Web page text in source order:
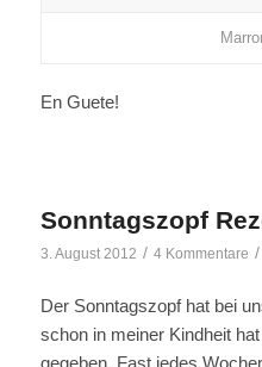
En Guete!
Sonntagszopf
3. August 2012 / 4 Kommentare /
Der Sonntagszopf hat bei
schon in meiner Kindheit